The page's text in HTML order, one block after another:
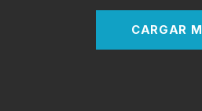
CARGAR